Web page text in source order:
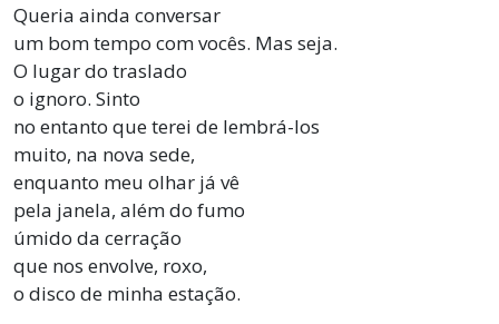
Queria ainda conversar
um bom tempo com vocês. Mas seja.
O lugar do traslado
o ignoro. Sinto
no entanto que terei de lembrá-los
muito, na nova sede,
enquanto meu olhar já vê
pela janela, além do fumo
úmido da cerração
que nos envolve, roxo,
o disco de minha estação.